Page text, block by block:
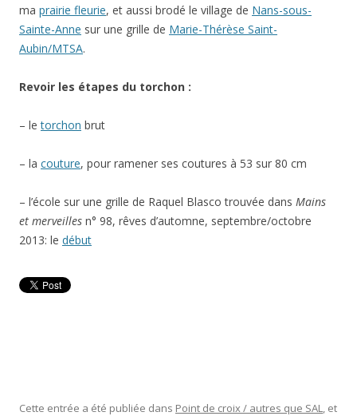
ma prairie fleurie, et aussi brodé le village de Nans-sous-
Sainte-Anne sur une grille de Marie-Thérèse Saint-
Aubin/MTSA.
Revoir les étapes du torchon :
– letorchon brut
– la couture, pour ramener ses coutures à 53 sur 80 cm
– l’école sur une grille de Raquel Blasco trouvée dans Mains
et merveilles n° 98, rêves d’automne, septembre/octobre
2013: le début
Cette entrée a été publiée dans Point de croix / autres que SAL, et